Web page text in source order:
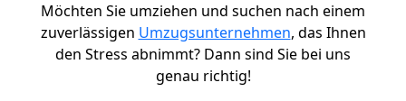
Möchten Sie umziehen und suchen nach einem
zuverlässigen Umzugsunternehmen, das Ihnen
den Stress abnimmt? Dann sind Sie bei uns
genau richtig!